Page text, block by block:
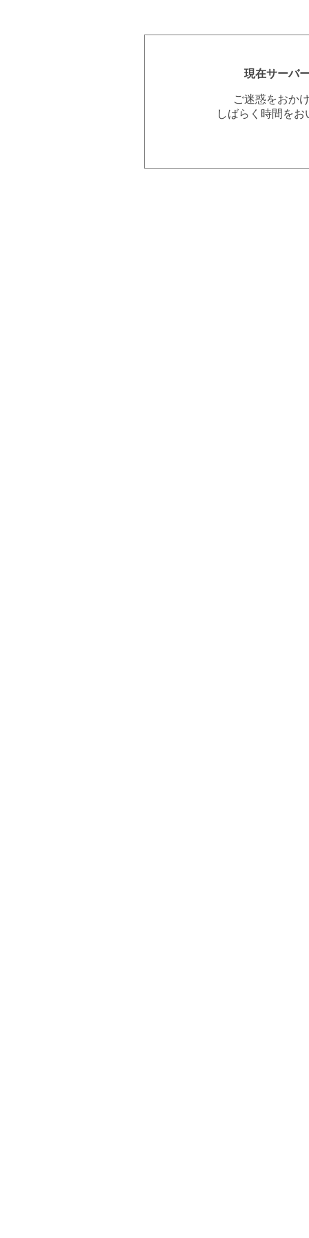
現在サーバ
ご迷惑をおか
しばらく時間を